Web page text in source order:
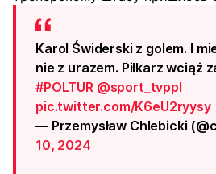
Karol Świderski z golem. I
nie z urazem. Piłkarz wciąż
#POLTUR @sport_tvppl
pic.twitter.com/K6eU2ryysy
— Przemysław Chlebicki
10, 2024